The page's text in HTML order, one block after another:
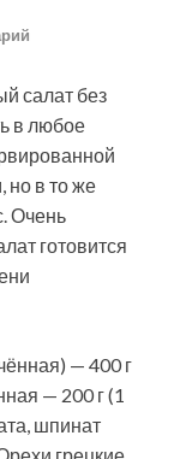
салат без
в любое
но в то же
Очень
готовится
— 400 г
— 200 г (1
шпинат